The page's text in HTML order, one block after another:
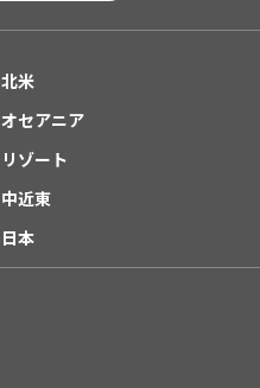
北米
オセアニア
リゾート
中近東
日本